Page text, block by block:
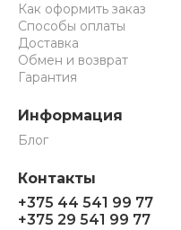
Как оформить заказ
Способы оплаты
Доставка
Обмен и возврат
Гарантия
Информация
Блог
Контакты
+375 44 541 99 77
+375 29 541 99 77